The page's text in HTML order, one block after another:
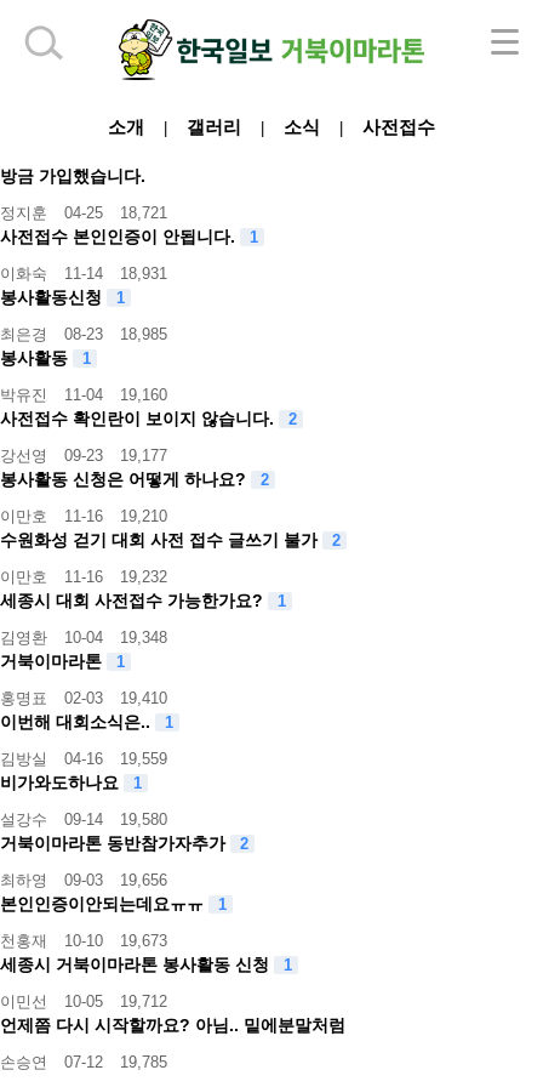
소개 갤러리 소식 사전접수
방금 가입했습니다.
정지훈 04-25 18,721
사전접수 본인인증이 안됩니다.
1
이화숙
11-14 18,931
봉사활동신청
1
최은경
08-23 18,985
봉사활동
1
박유진
11-04 19,160
사전접수 확인란이 보이지 않습니다.
2
강선영
09-23 19,177
봉사활동 신청은 어떻게 하나요?
2
이만호
11-16 19,210
수원화성 걷기 대회 사전 접수 글쓰기 불가
2
이만호
11-16 19,232
세종시 대회 사전접수 가능한가요?
1
김영환
10-04 19,348
거북이마라톤
1
홍명표
02-03 19,410
이번해 대회소식은..
1
김방실
04-16 19,559
비가와도하나요
1
설강수
09-14 19,580
거북이마라톤 동반참가자추가
2
최하영
09-03 19,656
본인인증이안되는데요ㅠㅠ
1
천홍재
10-10 19,673
세종시 거북이마라톤 봉사활동 신청
1
이민선
10-05 19,712
언제쯤 다시 시작할까요? 아님.. 밑에분말처럼
손승연 07-12 19,785
하단 영역